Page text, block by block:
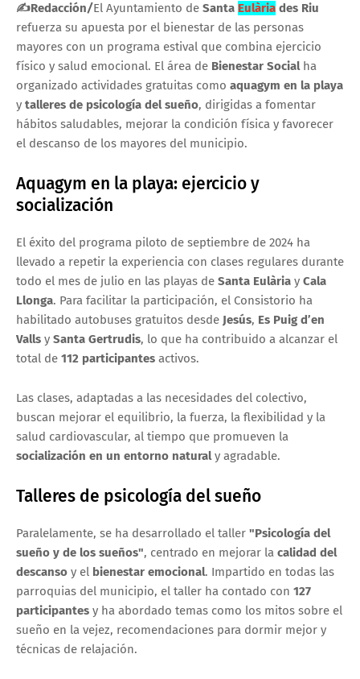
✍Redacción/El Ayuntamiento de Santa Eulària des Riu
refuerza su apuesta por el bienestar de las personas
mayores con un programa estival que combina ejercicio
físico y salud emocional. El área de Bienestar Socialha
organizado actividades gratuitas como aquagym en la playa
y talleres de psicología del sueño, dirigidas a fomentar
hábitos saludables, mejorar la condición física y favorecer
el descanso de los mayores del municipio.
Aquagym en la playa: ejercicio y
socialización
El éxito del programa piloto de septiembre de 2024 ha
llevado a repetir la experiencia con clases regulares durante
todo el mes de julio en las playas de Santa Eulària y Cala
Llonga. Para facilitar la participación, el Consistorio ha
habilitado autobuses gratuitos desde Jesús, Es Puig d’en
Valls y Santa Gertrudis, lo que ha contribuido a alcanzar el
total de 112 participantes activos.
Las clases, adaptadas a las necesidades del colectivo,
buscan mejorar el equilibrio, la fuerza, la flexibilidad y la
salud cardiovascular, al tiempo que promueven la
socialización en un entorno naturaly agradable.
Talleres de psicología del sueño
Paralelamente, se ha desarrollado el taller "Psicología del
sueño y de los sueños", centrado en mejorar la calidad del
descanso y el bienestar emocional. Impartido en todas las
parroquias del municipio, el taller ha contado con 127
participantes y ha abordado temas como los mitos sobre el
sueño en la vejez, recomendaciones para dormir mejor y
técnicas de relajación.